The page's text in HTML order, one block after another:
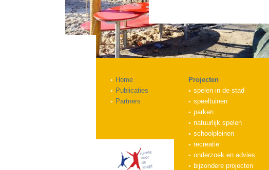
Home
Publicaties
Partners
Projecten
spelen in de stad
speeltuinen
parken
natuurlijk spelen
schoolpleinen
recreatie
onderzoek en advies
bijzondere projecten